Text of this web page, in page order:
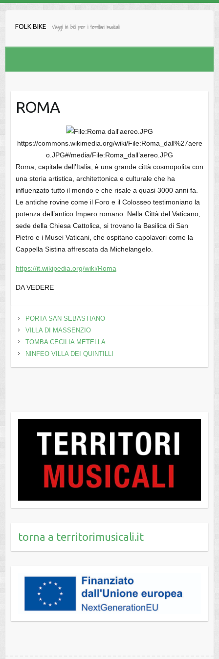
FOLK BIKE Viaggi in bici per i territori musicali
ROMA
https://commons.wikimedia.org/wiki/File:Roma_dall%27aere
o.JPG#/media/File:Roma_dall’aereo.JPG
Roma, capitale dell’Italia, è una grande città cosmopolita con
una storia artistica, architettonica e culturale che ha
influenzato tutto il mondo e che risale a quasi 3000 anni fa.
Le antiche rovine come il Foro e il Colosseo testimoniano la
potenza dell’antico Impero romano. Nella Città del Vaticano,
sede della Chiesa Cattolica, si trovano la Basilica di San
Pietro e i Musei Vaticani, che ospitano capolavori come la
Cappella Sistina affrescata da Michelangelo.
https://it.wikipedia.org/wiki/Roma
DA VEDERE
PORTA SAN SEBASTIANO
VILLA DI MASSENZIO
TOMBA CECILIA METELLA
NINFEO VILLA DEI QUINTILLI
torna a territorimusicali.it